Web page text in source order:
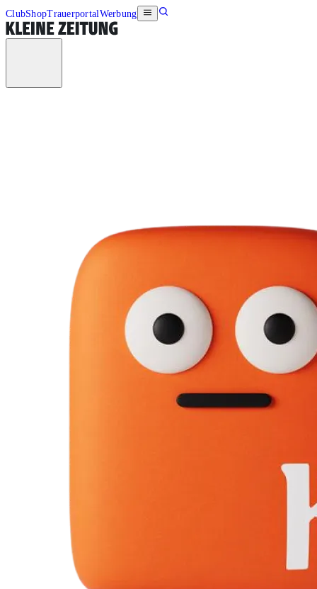
ClubShopTrauerportalWerbung